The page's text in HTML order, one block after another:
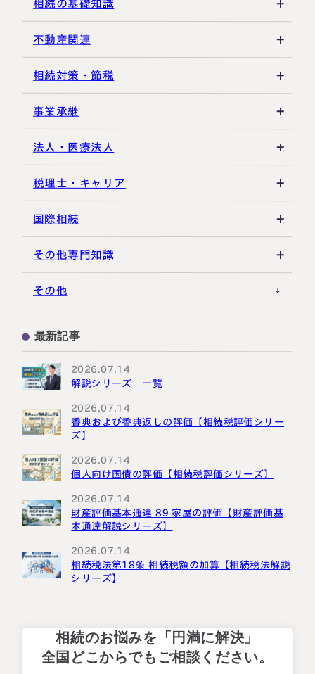
その他贈与関連
遺留分
遺産分割
相続登記・名義変更
相続放棄・限定承認
相続手続き全般
税金の納付
死亡届・届出関連
延納・物納
相続の基礎知識
法定相続人・法定相続分
相続財産
特別縁故者
特別受益・寄与分
不動産関連
建物・マンション評価
土地の評価
借地権・貸家
その他不動産
相続対策・節税
養子縁組・家族信託
生命保険活用
小規模企業共済
不動産活用
その他の相続対策
事業承継
非上場株式評価
自己株式・株式取得
種類株式・名義株
役員関連
事業承継税制
法人・医療法人
社団法人
合同会社・持分会社
医療法人
税理士・キャリア
税理士選び・相談
税理士試験
税理士キャリア
国際相続
米国関連
海外不動産
国外転出時課税
その他専門知識
事例紹介
その他
最新記事
2026.07.14
解説シリーズ 一覧
2026.07.14
香典および香典返しの評価【相続税評価シリー
ズ】
2026.07.14
個人向け国債の評価【相続税評価シリーズ】
2026.07.14
財産評価基本通達 89 家屋の評価【財産評価基
本通達解説シリーズ】
2026.07.14
相続税法第18条 相続税額の加算【相続税法解説
シリーズ】
相続のお悩みを「円満に解決」
全国どこからでもご相談ください。